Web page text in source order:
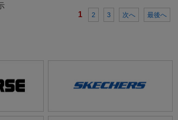
1
2 3 次へ 最後へ